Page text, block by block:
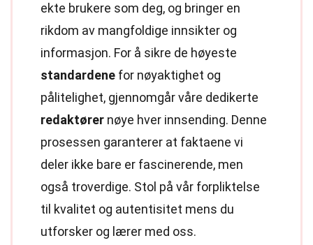
ekte brukere som deg, og bringer en
rikdom av mangfoldige innsikter og
informasjon. For å sikre de høyeste
standardene for nøyaktighet og
pålitelighet, gjennomgår våre dedikerte
redaktører nøye hver innsending. Denne
prosessen garanterer at faktaene vi
deler ikke bare er fascinerende, men
også troverdige. Stol på vår forpliktelse
til kvalitet og autentisitet mens du
utforsker og lærer med oss.